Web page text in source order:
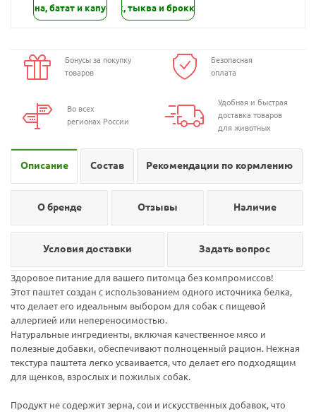
батат и капустаЯгнёнок, тыква и брокколи
Бонусы за покупку
товаров
Безопасная
оплата
Во всех
регионах России
Удобная и быстрая
доставка товаров
для животных
Описание Состав Рекомендации по кормлению
О бренде Отзывы Наличие
Условия доставки Задать вопрос
Здоровое питание для вашего питомца без компромиссов!
Этот паштет создан с использованием одного источника белка,
что делает его идеальным выбором для собак с пищевой
аллергией или непереносимостью.
Натуральные ингредиенты, включая качественное мясо и
полезные добавки, обеспечивают полноценный рацион. Нежная
текстура паштета легко усваивается, что делает его подходящим
для щенков, взрослых и пожилых собак.
Продукт не содержит зерна, сои и искусственных добавок, что